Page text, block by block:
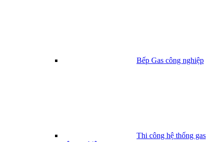
Bếp Gas công nghiệp
Thi công hệ thống gas